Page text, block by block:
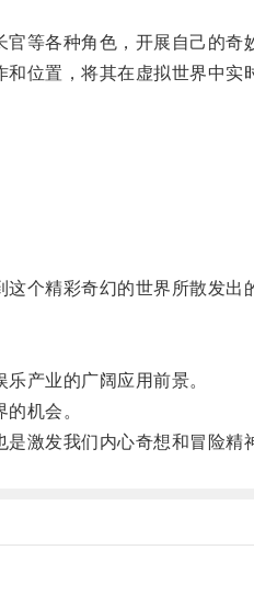
等各种角色，开展自己的奇
位置，将其在虚拟世界中实
个精彩奇幻的世界所散发出
产业的广阔应用前景。
机会。
激发我们内心奇想和冒险精